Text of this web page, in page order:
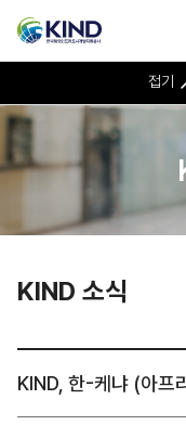
접기
KIND 소식
KIND, 한-케냐 (아프